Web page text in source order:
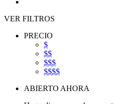
VER FILTROS
PRECIO
$
$$
$$$
$$$$
ABIERTO AHORA